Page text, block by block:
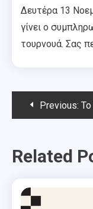
Δευτέρα 13
γίνει ο
τουρνουά. Σας
PostPrevious: Το 2ο Rapid Νοεμβρίου
Related